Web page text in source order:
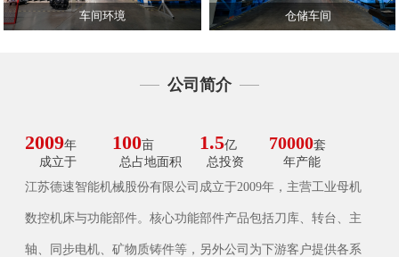
车间环境 仓储车间
公司简介
2009年
成立于
100亩
总占地面积
1.5亿
总投资
70000套
年产能
江苏德速智能机械股份有限公司成立于2009年，主营工业母机
数控机床与功能部件。核心功能部件产品包括刀库、转台、主
轴、同步电机、矿物质铸件等，另外公司为下游客户提供各系